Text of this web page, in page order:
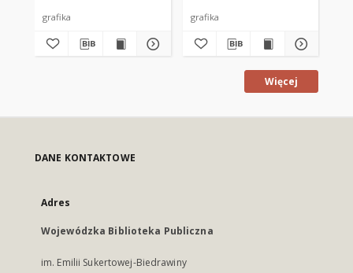
grafika grafika
Więcej
DANE KONTAKTOWE
Adres
Wojewódzka Biblioteka Publiczna
im. Emilii Sukertowej-Biedrawiny